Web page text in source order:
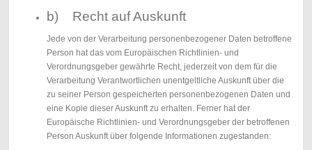
b) Recht auf Auskunft
Jede von der Verarbeitung personenbezogener Daten betroffene
Person hat das vom Europäischen Richtlinien- und
Verordnungsgeber gewährte Recht, jederzeit von dem für die
Verarbeitung Verantwortlichen unentgeltliche Auskunft über die
zu seiner Person gespeicherten personenbezogenen Daten und
eine Kopie dieser Auskunft zu erhalten. Ferner hat der
Europäische Richtlinien- und Verordnungsgeber der betroffenen
Person Auskunft über folgende Informationen zugestanden: